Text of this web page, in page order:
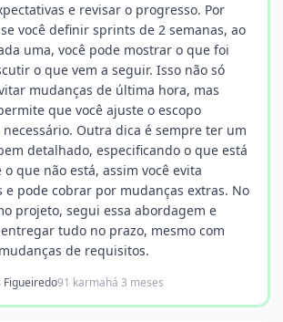
e revisar o progresso. Por
você definir sprints de 2 semanas, ao
uma, você pode mostrar o que foi
o que vem a seguir. Isso não só
mudanças de última hora, mas
que você ajuste o escopo
Outra dica é sempre ter um
detalhado, especificando o que está
que não está, assim você evita
e pode cobrar por mudanças extras. No
projeto, segui essa abordagem e
tudo no prazo, mesmo com
de requisitos.
Figueiredo91 karmahá 3 meses